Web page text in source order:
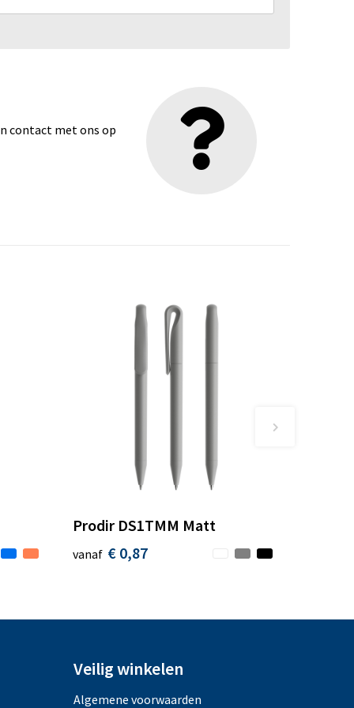
contact met ons op
Prodir DS1TMM Matt
vanaf € 0,87
Veilig winkelen
Algemene voorwaarden